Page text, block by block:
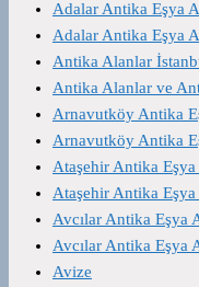
Adalar Antika Eşya
Adalar Antika Eşya
Antika Alanlar
Antika Alanlar ve
Arnavutköy Antika
Arnavutköy Antika
Ataşehir Antika
Ataşehir Antika
Avcılar Antika Eşya
Avcılar Antika Eşya
Avize